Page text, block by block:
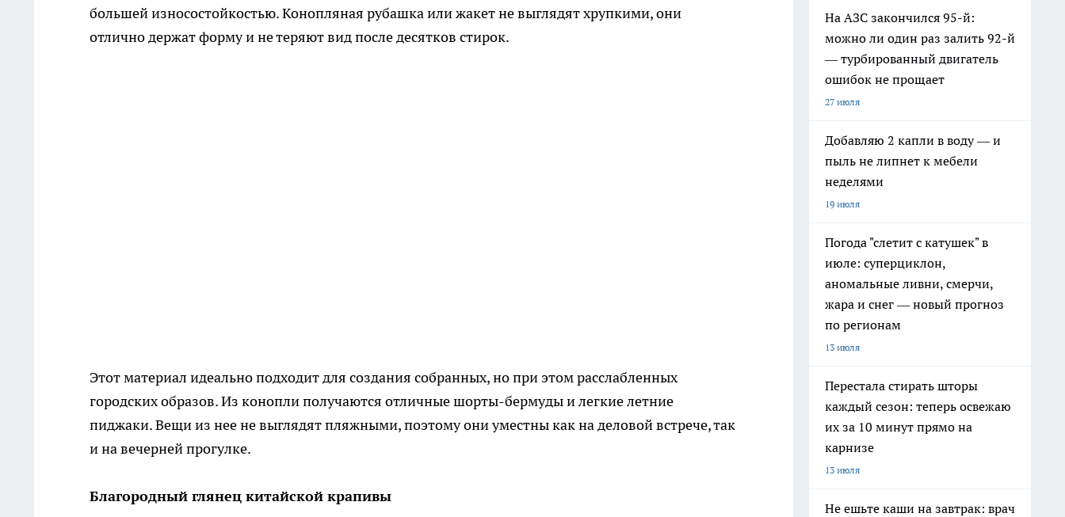
большей износостойкостью. Конопляная рубашка или жакет не выглядят хрупкими, они
отлично держат форму и не теряют вид после десятков стирок.
Этот материал идеально подходит для создания собранных, но при этом расслабленных
городских образов. Из конопли получаются отличные шорты-бермуды и легкие летние
пиджаки. Вещи из нее не выглядят пляжными, поэтому они уместны как на деловой встрече, так
и на вечерней прогулке.
Благородный глянец китайской крапивы
На АЗС закончился 95-й:
можно ли один раз залить 92-й
— турбированный двигатель
ошибок не прощает
27 июля
Добавляю 2 капли в воду — и
пыль не липнет к мебели
неделями
19 июля
Погода "слетит с катушек" в
июле: суперциклон,
аномальные ливни, смерчи,
жара и снег — новый прогноз
по регионам
13 июля
Перестала стирать шторы
каждый сезон: теперь освежаю
их за 10 минут прямо на
карнизе
13 июля
Не ешьте каши на завтрак: врач